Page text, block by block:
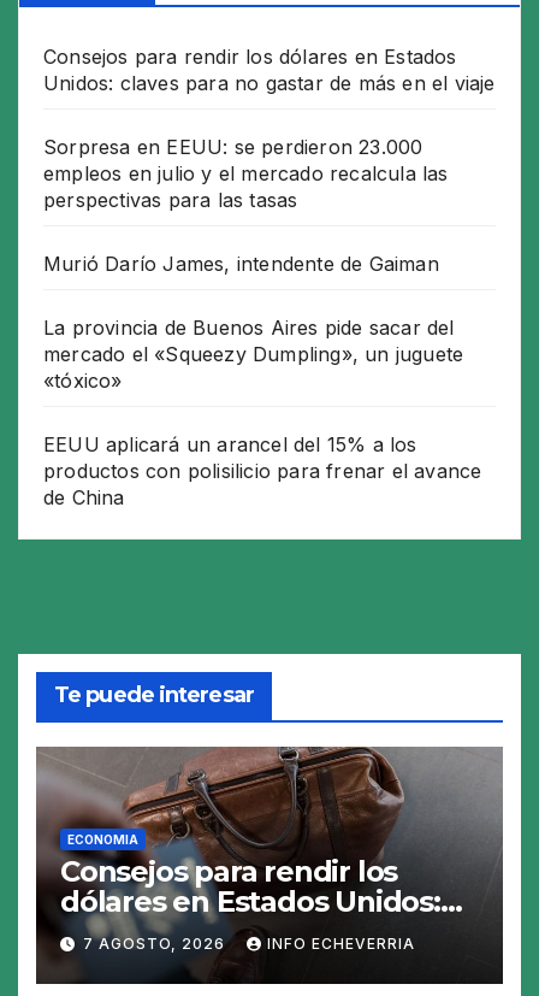
Consejos para rendir los dólares en Estados
Unidos: claves para no gastar de más en el viaje
Sorpresa en EEUU: se perdieron 23.000
empleos en julio y el mercado recalcula las
perspectivas para las tasas
Murió Darío James, intendente de Gaiman
La provincia de Buenos Aires pide sacar del
mercado el «Squeezy Dumpling», un juguete
«tóxico»
EEUU aplicará un arancel del 15% a los
productos con polisilicio para frenar el avance
de China
Te puede interesar
ECONOMIA
Consejos para rendir los
dólares en Estados Unidos:
claves para no gastar de más
en el viaje
7 AGOSTO, 2026 INFO ECHEVERRIA